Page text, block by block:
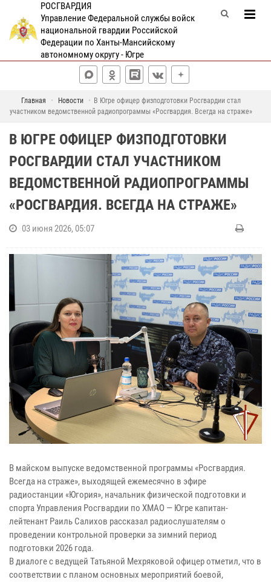
РОСГВАРДИЯ
Управление Федеральной службы войск
национальной гвардии Российской
Федерации по Ханты-Мансийскому
автономному округу - Югре
Главная Новости
В Югре офицер физподготовки Росгвардии стал
участником ведомственной радиопрограммы «Росгвардия. Всегда на страже»
В ЮГРЕ ОФИЦЕР ФИЗПОДГОТОВКИ
РОСГВАРДИИ СТАЛ УЧАСТНИКОМ
ВЕДОМСТВЕННОЙ РАДИОПРОГРАММЫ
«РОСГВАРДИЯ. ВСЕГДА НА СТРАЖЕ»
03 июня 2026, 05:07
В майском выпуске ведомственной программы «Росгвардия.
Всегда на страже», выходящей ежемесячно в эфире
радиостанции «Югория», начальник физической подготовки и
спорта Управления Росгвардии по ХМАО — Югре капитан-
лейтенант Раиль Салихов рассказал радиослушателям о
проведении контрольной проверки за зимний период
подготовки 2026 года.
В диалоге с ведущей Татьяной Мехряковой офицер отметил, что в
соответствии с планом основных мероприятий боевой,